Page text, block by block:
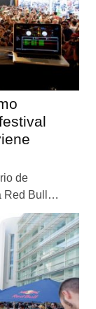
de
Red Bull…